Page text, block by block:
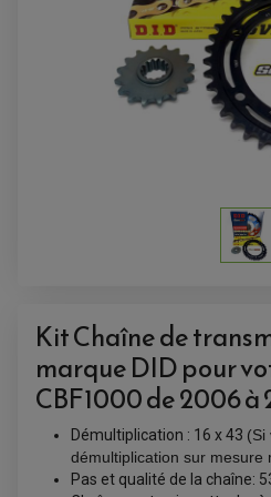
ACCESSOIRES QUAD
ACCESSOIRES ANODISES POUR
BOUCHON DE RÉSERVOIR QUAD
KIT DÉCO QUAD / SSV
KIT POIGNÉE DE GAZ QUAD
POIGNÉE QUAD
PROTÈGE-MAINS
Kit Chaîne de
marque DID pour
CBF1000 de 2006 à
Démultiplication : 16 x 43 (Si
démultiplication sur mesure
Pas et qualité de la chaîne: